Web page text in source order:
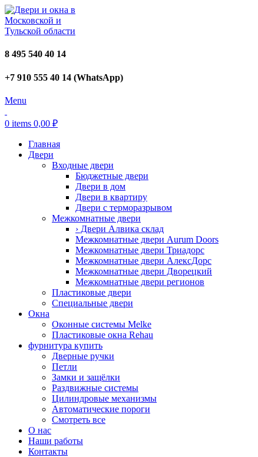
8 495 540 40 14
+7 910 555 40 14 (WhatsApp)
Menu
0 items 0,00 ₽
Главная
Двери
Входные двери
Бюджетные двери
Двери в дом
Двери в квартиру
Двери с терморазрывом
Межкомнатные двери
› Двери Алвика склад
Межкомнатные двери Aurum Doors
Межкомнатные двери Триадорс
Межкомнатные двери АлексДорс
Межкомнатные двери Дворецкий
Межкомнатные двери регионов
Пластиковые двери
Специальные двери
Окна
Оконные системы Melke
Пластиковые окна Rehau
фурнитура купить
Дверные ручки
Петли
Замки и защёлки
Раздвижные системы
Цилиндровые механизмы
Автоматические пороги
Смотреть все
О нас
Наши работы
Контакты